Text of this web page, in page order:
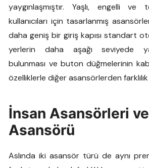
yaygınlaşmıştır. Yaşlı, engelli ve
kullanıcıları için tasarlanmış
daha geniş bir giriş kapısı standart
yerlerin daha aşağı seviyede
bulunması ve buton düğmelerinin
özelliklerle diğer asansörlerden
İnsan Asansörleri
Asansörü
Aslında iki asansör türü de aynı